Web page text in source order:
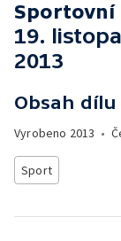
Sportovní
19.
2013
Obsah dílu
Vyrobeno 2013 •
Sport